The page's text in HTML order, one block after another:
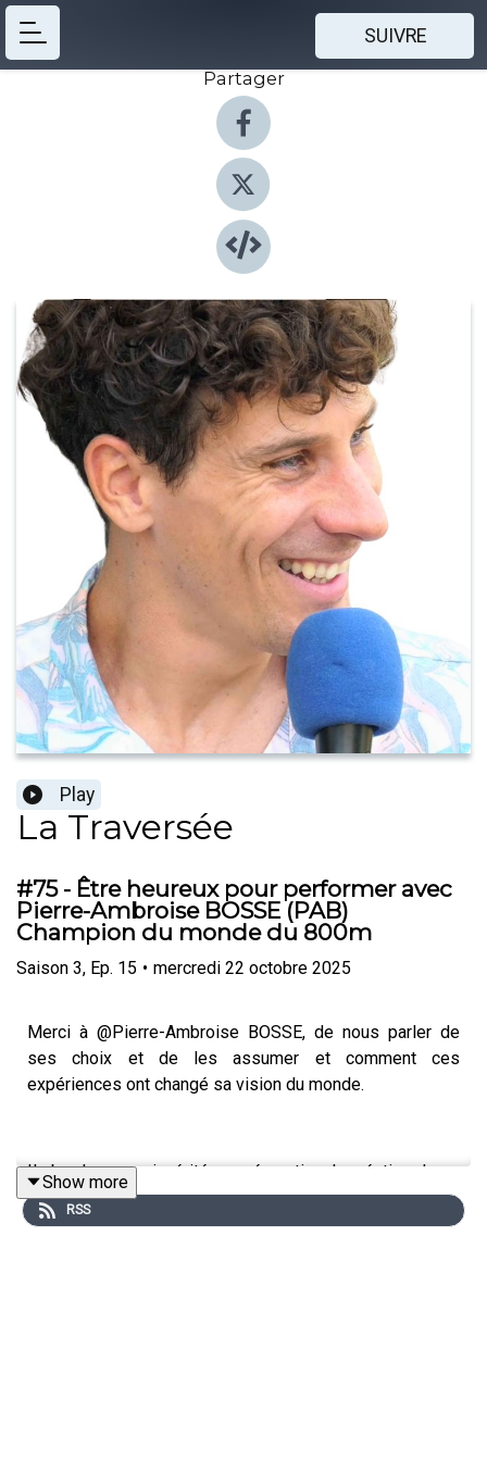
SUIVRE
Partager
Play
La Traversée
#75 - Être heureux pour performer avec
Pierre-Ambroise BOSSE (PAB)
Champion du monde du 800m
Saison 3, Ep. 15 • mercredi 22 octobre 2025
Merci à @Pierre-Ambroise BOSSE, de nous parler de
ses choix et de les assumer et comment ces
expériences ont changé sa vision du monde.
Il aborde avec sincérité sa préparation, la création de sa
course, ses moteurs pour réussir. Il nous parle aussi du
Clean Project et de ses projets futurs en Dordogne ou
Show more
RSS